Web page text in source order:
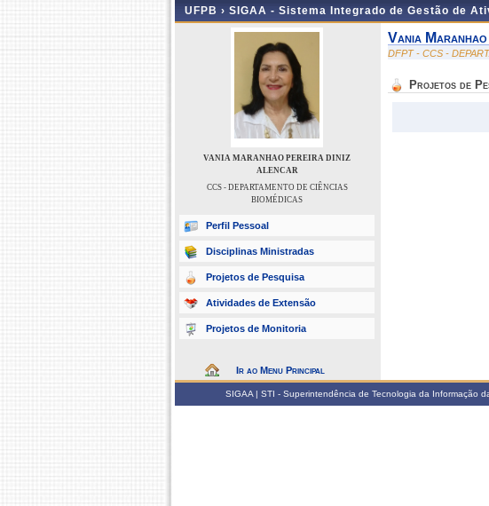
UFPB › SIGAA - Sistema Integrado de Gestão de
VANIA MARANHAO PEREIRA DINIZ
ALENCAR
CCS - DEPARTAMENTO DE CIÊNCIAS
BIOMÉDICAS
Perfil Pessoal
Disciplinas Ministradas
Projetos de Pesquisa
Atividades de Extensão
Projetos de Monitoria
Ir ao Menu Principal
Vania
DFPT - CCS -
Projetos de
SIGAA | STI - Superintendência de Tecnologia da Informação